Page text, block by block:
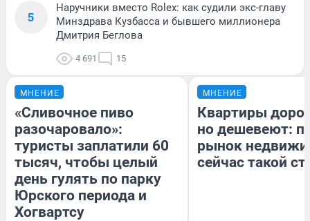
5
Наручники вместо Rolex: как судили экс-главу
Минздрава Кузбасса и бывшего миллионера
Дмитрия Беглова
4 691 15
МНЕНИЕ
«Сливочное пиво
разочаровало»:
туристы заплатили 60
тысяч, чтобы целый
день гулять по парку
Юрского периода и
Хогвартсу
МНЕНИЕ
Квартиры
но дешевеют:
рынок
сейчас такой